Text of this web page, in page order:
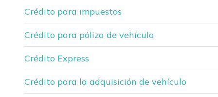
Crédito para impuestos
Crédito para póliza de vehículo
Crédito Express
Crédito para la adquisición de vehículo